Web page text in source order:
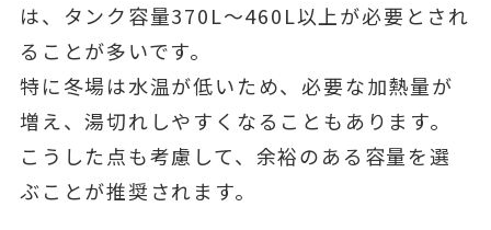
は、タンク容量370L〜460L以上が必要とされ
ることが多いです。
特に冬場は水温が低いため、必要な加熱量が
増え、湯切れしやすくなることもあります。
こうした点も考慮して、余裕のある容量を選
ぶことが推奨されます。